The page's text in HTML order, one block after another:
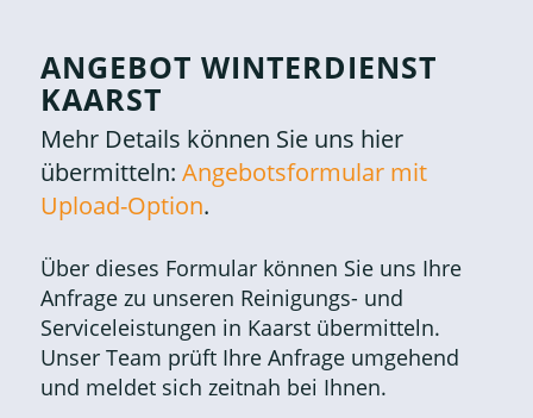
ANGEBOT WINTERDIENST
KAARST
Mehr Details können Sie uns hier
übermitteln: Angebotsformular mit
Upload-Option.
Über dieses Formular können Sie uns Ihre
Anfrage zu unseren Reinigungs- und
Serviceleistungen in Kaarst übermitteln.
Unser Team prüft Ihre Anfrage umgehend
und meldet sich zeitnah bei Ihnen.